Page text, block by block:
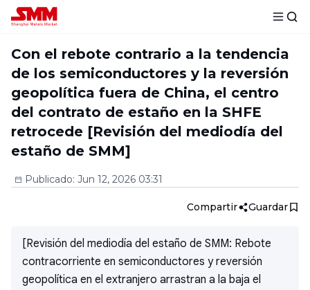
Con el rebote contrario a la tendencia
de los semiconductores y la reversión
geopolítica fuera de China, el centro
del contrato de estaño en la SHFE
retrocede [Revisión del mediodía del
estaño de SMM]
Publicado: Jun 12, 2026 03:31
Compartir Guardar
[Revisión del mediodía del estaño de SMM: Rebote
contracorriente en semiconductores y reversión
geopolítica en el extranjero arrastran a la baja el